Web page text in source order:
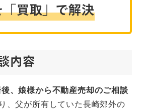
買取」で解決
内容
、娘様から不動産売却のご相談
、父が所有していた長崎郊外の